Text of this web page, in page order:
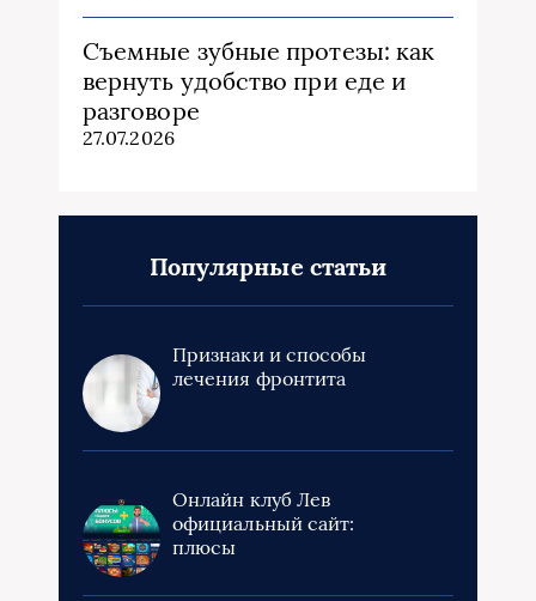
Съемные зубные протезы: как
вернуть удобство при еде и
разговоре
27.07.2026
Популярные статьи
Признаки и способы
лечения фронтита
Онлайн клуб Лев
официальный сайт:
плюсы